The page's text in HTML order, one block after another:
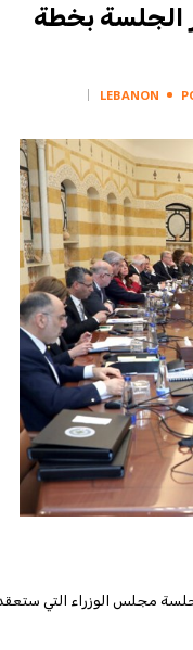
الجلسة بخطة
LEBANON